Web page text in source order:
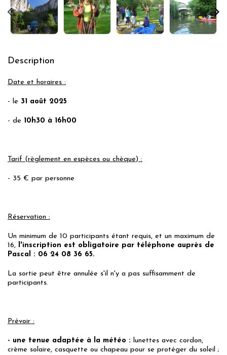
Description
Date et horaires :
- le 31 août 2025
- de 10h30 à 16h00
Tarif (règlement en espèces ou chèque) :
- 35 € par personne
Réservation :
Un minimum de 10 participants étant requis, et un maximum de
16,
l'inscription est obligatoire par téléphone auprès de
Pascal : 06 24 08 36 65.
La sortie peut être annulée s'il n'y a pas suffisamment de
participants.
Prévoir :
- une tenue adaptée à la météo : lunettes avec cordon,
crème solaire, casquette ou chapeau pour se protéger du soleil ;